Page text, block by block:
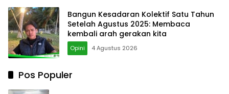
Bangun Kesadaran Kolektif Satu Tahun
Setelah Agustus 2025: Membaca
kembali arah gerakan kita
Opini 4 Agustus 2026
Pos Populer